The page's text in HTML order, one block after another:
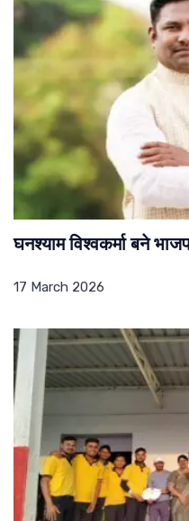
घनश्याम विश्वकर्मा बने
17 March 2026